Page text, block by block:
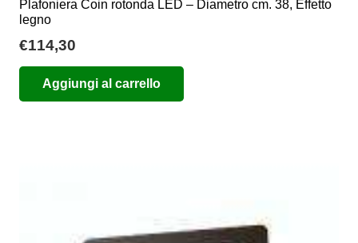
Plafoniera Coin rotonda LED – Diametro cm. 38, Effetto
legno
€114,30
Aggiungi al carrello